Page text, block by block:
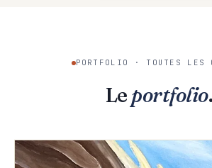
PORTFOLIO · TOUTES LES
Le portfolio.